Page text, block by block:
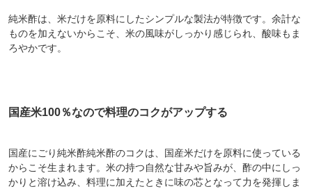
純米酢は、米だけを原料にしたシンプルな製法が特徴です。余計な
ものを加えないからこそ、米の風味がしっかり感じられ、酸味もま
ろやかです。
国産米100％なので料理のコクがアップする
国産にごり純米酢純米酢のコクは、国産米だけを原料に使っている
からこそ生まれます。米の持つ自然な甘みや旨みが、酢の中にしっ
かりと溶け込み、料理に加えたときに味の芯となって力を発揮しま